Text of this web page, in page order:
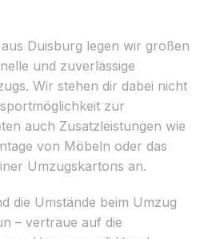
Duisburg legen wir großen
und zuverlässige
Wir stehen dir dabei nicht
zur
auch Zusatzleistungen wie
von Möbeln oder das
Umzugskartons an.
die Umstände beim Umzug
– vertraue auf die